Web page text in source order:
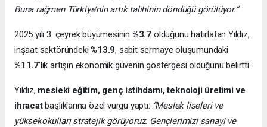
Buna rağmen Türkiye’nin artık talihinin döndüğü görülüyor.”
2025 yılı 3. çeyrek büyümesinin %3.7 olduğunu hatırlatan Yıldız,
inşaat sektöründeki%13.9, sabit sermaye oluşumundaki
%11.7’lik artışın ekonomik güvenin göstergesi olduğunu belirtti.
Yıldız, mesleki eğitim, genç istihdamı, teknoloji üretimi ve
ihracatbaşlıklarına özel vurgu yaptı: “Meslek liseleri ve
yüksekokulları stratejik görüyoruz. Gençlerimizi sanayi ve